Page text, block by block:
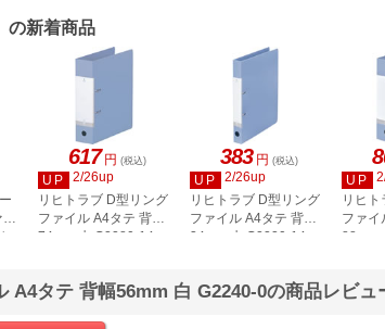
の新着商品
イ
617 円 (税込)
UP
2/26up
リヒトラブ D型リング
ファイル A4タテ 背幅
74mm 水 G2280-14
383 円 (税込)
UP
2/26up
リヒトラブ D型リング
ファイル A4タテ 背幅
34mm 水 G2220-14
UP
リヒ
ファイ
88mm
A4タテ 背幅56mm 白 G2240-0の商品レビュ